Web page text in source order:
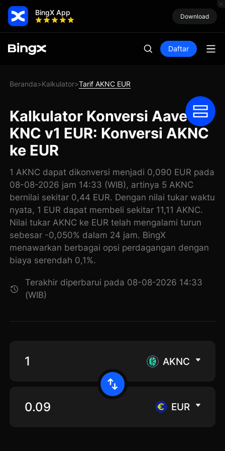
BingX App Download
Daftar
Beranda>Kalkulator>Tarif AKNC EUR
Kalkulator Konversi Aave
KNC v1 EUR: Konversi AKNC
ke EUR
1 AKNC dapat dikonversi menjadi 0,090 EUR pada
08-08-2026 jam 14:33 (WIB), artinya 5 AKNC
bernilai sekitar 0,44 EUR. Dengan nilai tukar waktu
nyata, 1 EUR dapat membeli sekitar 11,11 AKNC.
Nilai tukar AKNC ke EUR telah mengalami turun
sebesar -0,050% dalam 24 jam. BingX
menawarkan berbagai opsi perdagangan dengan
biaya serendah 0,1%.
Terakhir diperbarui pada 08-08-2026 14:33
(WIB)
AKNC
EUR